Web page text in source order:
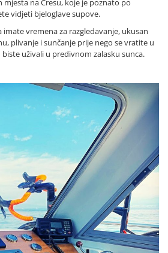
na Cresu, koje je poznato po
vidjeti bjeloglave supove.
vremena za razgledavanje, ukusan
plivanje i sunčanje prije nego se vratite u
uživali u predivnom zalasku sunca.